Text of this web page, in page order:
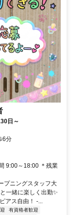
日～
6分
9:00～18:00 ＊残業
プニングスタッフ大
一緒に楽しく出勤✨️
アス自由！ -...
有資格者歓迎